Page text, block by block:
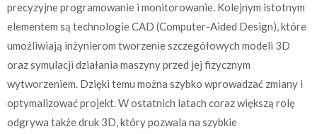
precyzyjne programowanie i monitorowanie. Kolejnym istotnym
elementem są technologie CAD (Computer-Aided Design), które
umożliwiają inżynierom tworzenie szczegółowych modeli 3D
oraz symulacji działania maszyny przed jej fizycznym
wytworzeniem. Dzięki temu można szybko wprowadzać zmiany i
optymalizować projekt. W ostatnich latach coraz większą rolę
odgrywa także druk 3D, który pozwala na szybkie